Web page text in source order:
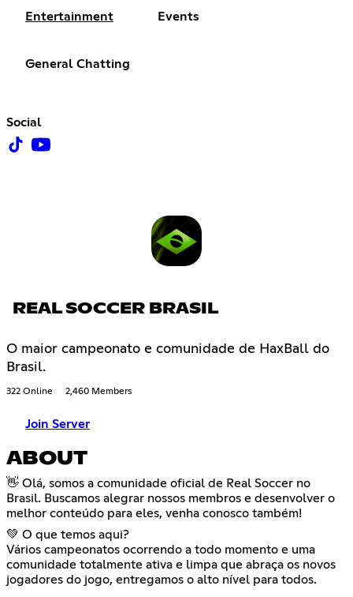
Entertainment Events
General Chatting
Social
REAL SOCCER BRASIL
O maior campeonato e comunidade de HaxBall do
Brasil.
322 Online 2,460 Members
Join Server
ABOUT
👋 Olá, somos a comunidade oficial de Real Soccer no
Brasil. Buscamos alegrar nossos membros e desenvolver o
melhor conteúdo para eles, venha conosco também!
💚 O que temos aqui?
Vários campeonatos ocorrendo a todo momento e uma
comunidade totalmente ativa e limpa que abraça os novos
jogadores do jogo, entregamos o alto nível para todos.